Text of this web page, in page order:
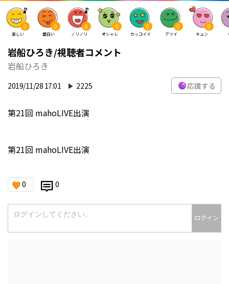
0
楽しい
0
面白い
0
ノリノリ
0
オシャレ
0
カッコイイ
0
アツイ
0
キュン
岩船ひろき/視聴者コメント
岩船ひろき
2019/11/28 17:01 2225 応援する
第21回 mahoLIVE出演
第21回 mahoLIVE出演
0 0
ログイン